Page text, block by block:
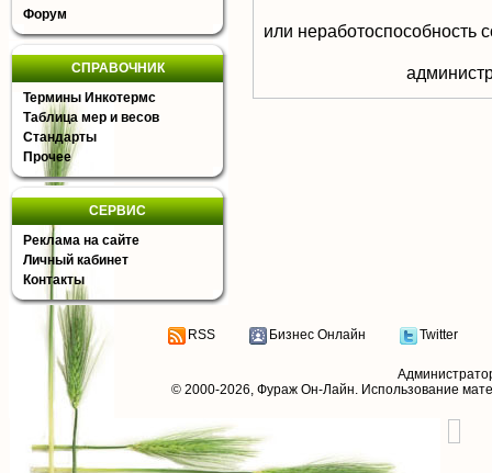
Форум
СПРАВОЧНИК
Термины Инкотермс
Таблица мер и весов
Стандарты
Прочее
СЕРВИС
Реклама на сайте
Личный кабинет
Контакты
или неработоспособность
RSS Бизнес Онлайн Twitter
© 2000-2026, Фураж Он-Лайн. Использование